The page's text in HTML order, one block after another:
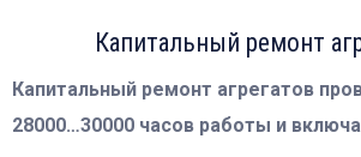
Капитальный ремонт
Капитальный ремонт агрегатов
28000…30000 часов работы и